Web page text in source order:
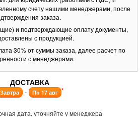
счету нашими менеджерами, после
заказа.
и подтверждающие оплату документы,
с продукцией.
30% от суммы заказа, далее расчет по
с менеджерами.
ДОСТАВКА
Завтра - Пн 17 авг *
дата, уточняйте у менеджера